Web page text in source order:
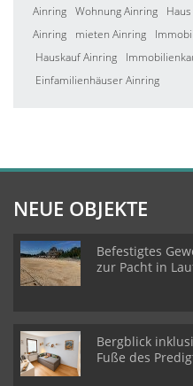
Ainring Wohnung Ainring
Ainring
mieten Ainring
Hauskauf Ainring
Einfamilienhäuser Ainring
NEUE OBJEKTE
Befestigtes
zur Pacht in
Bergblick
Fuße des